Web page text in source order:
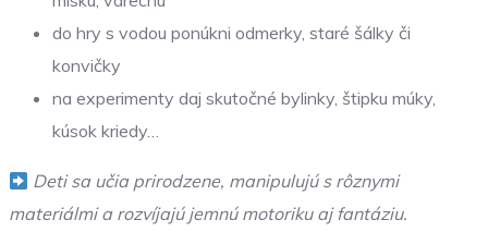
do hry s vodou ponúkni odmerky, staré šálky či
konvičky
na experimenty daj skutočné bylinky, štipku múky,
kúsok kriedy…
Deti sa učia prirodzene, manipulujú s rôznymi
materiálmi a rozvíjajú jemnú motoriku aj fantáziu.